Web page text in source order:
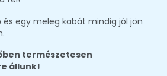
és egy meleg kabát mindig jól jön
természetesen
állunk!